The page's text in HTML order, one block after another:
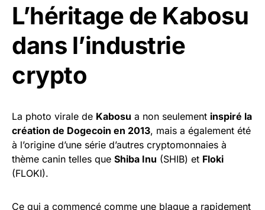
L’héritage de Kabosu
dans l’industrie
crypto
La photo virale de Kabosu a non seulement inspiré la
création de Dogecoin en 2013, mais a également été
à l’origine d’une série d’autres cryptomonnaies à
thème canin telles que Shiba Inu (SHIB) et Floki
(FLOKI).
Ce qui a commencé comme une blague a rapidement